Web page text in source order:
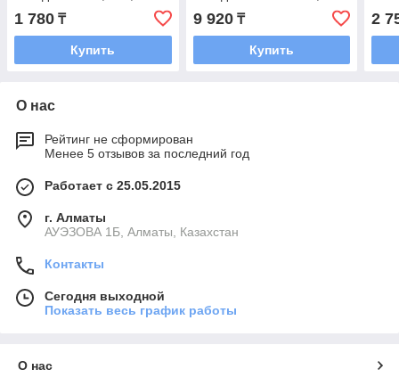
1 780 ₸
Купить
9 920₸
Купить
2
О нас
Рейтинг не сформирован
Менее 5 отзывов за последний год
Работает с 25.05.2015
г. Алматы
АУЭЗОВА 1Б, Алматы, Казахстан
Контакты
Сегодня выходной
Показать весь график работы
О нас